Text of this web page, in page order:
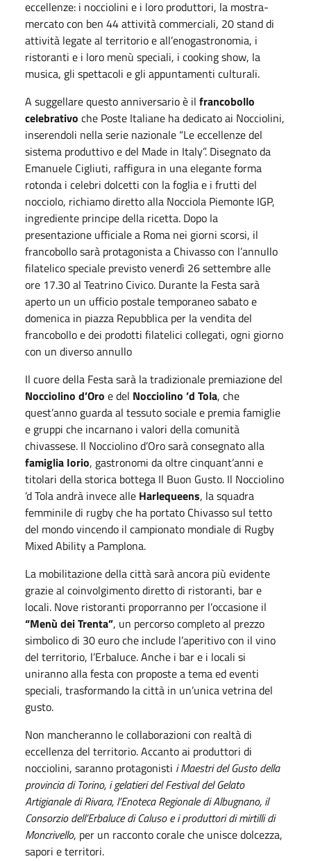
eccellenze: i nocciolini e i loro produttori, la mostra-
mercato con ben 44 attività commerciali, 20 stand di
attività legate al territorio e all’enogastronomia, i
ristoranti e i loro menù speciali, i cooking show, la
musica, gli spettacoli e gli appuntamenti culturali.
A suggellare questo anniversario è il francobollo
celebrativo che Poste Italiane ha dedicato ai Nocciolini,
inserendoli nella serie nazionale “Le eccellenze del
sistema produttivo e del Made in Italy”. Disegnato da
Emanuele Cigliuti, raffigura in una elegante forma
rotonda i celebri dolcetti con la foglia e i frutti del
nocciolo, richiamo diretto alla Nocciola Piemonte IGP,
ingrediente principe della ricetta. Dopo la
presentazione ufficiale a Roma nei giorni scorsi, il
francobollo sarà protagonista a Chivasso con l’annullo
filatelico speciale previsto venerdì 26 settembre alle
ore 17.30 al Teatrino Civico. Durante la Festa sarà
aperto un un ufficio postale temporaneo sabato e
domenica in piazza Repubblica per la vendita del
francobollo e dei prodotti filatelici collegati, ogni giorno
con un diverso annullo
Il cuore della Festa sarà la tradizionale premiazione del
Nocciolino d’Oro e del Nocciolino ’d Tola, che
quest’anno guarda al tessuto sociale e premia famiglie
e gruppi che incarnano i valori della comunità
chivassese. Il Nocciolino d’Oro sarà consegnato alla
famiglia Iorio, gastronomi da oltre cinquant’anni e
titolari della storica bottega Il Buon Gusto. Il Nocciolino
’d Tola andrà invece alle Harlequeens, la squadra
femminile di rugby che ha portato Chivasso sul tetto
del mondo vincendo il campionato mondiale di Rugby
Mixed Ability a Pamplona.
La mobilitazione della città sarà ancora più evidente
grazie al coinvolgimento diretto di ristoranti, bar e
locali. Nove ristoranti proporranno per l’occasione il
“Menù dei Trenta”, un percorso completo al prezzo
simbolico di 30 euro che include l’aperitivo con il vino
del territorio, l’Erbaluce. Anche i bar e i locali si
uniranno alla festa con proposte a tema ed eventi
speciali, trasformando la città in un’unica vetrina del
gusto.
Non mancheranno le collaborazioni con realtà di
eccellenza del territorio. Accanto ai produttori di
nocciolini, saranno protagonisti i Maestri del Gusto della
provincia di Torino, i gelatieri del Festival del Gelato
Artigianale di Rivara, l’Enoteca Regionale di Albugnano, il
Consorzio dell’Erbaluce di Caluso e i produttori di mirtilli di
Moncrivello, per un racconto corale che unisce dolcezza,
sapori e territori.